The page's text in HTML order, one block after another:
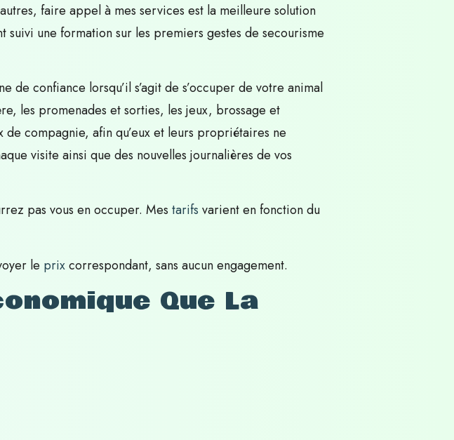
faire appel à mes services est la meilleure solution
une formation sur les premiers gestes de secourisme
confiance lorsqu’il s’agit de s’occuper de votre animal
les promenades et sorties, les jeux, brossage et
de compagnie, afin qu’eux et leurs propriétaires ne
visite ainsi que des nouvelles journalières de vos
pas vous en occuper. Mes tarifs varient en fonction du
le prixcorrespondant, sans aucun engagement.
Que La